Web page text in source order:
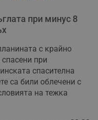
при минус 8
с крайно
при
спасителна
са били облечени с
на тежка